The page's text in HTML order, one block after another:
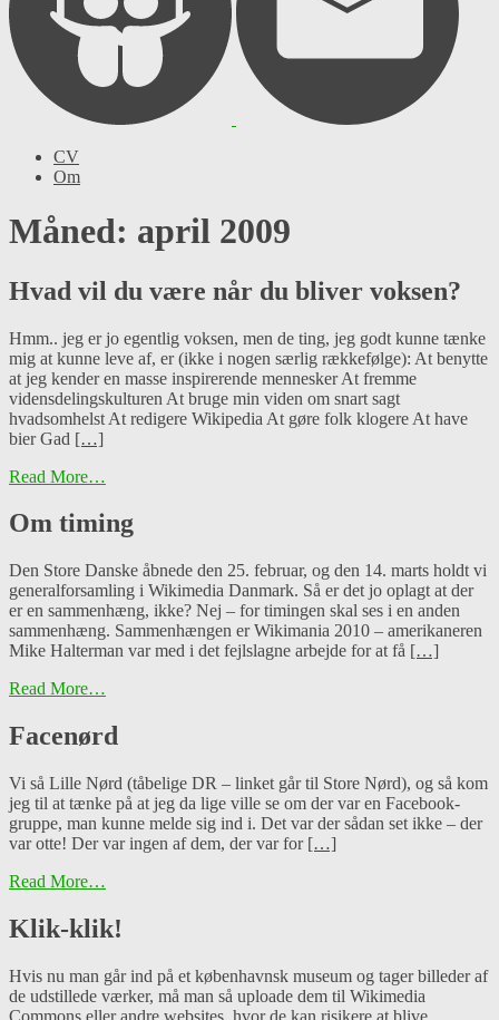
CV
Om
Måned: april 2009
Hvad vil du være når du bliver voksen?
Hmm.. jeg er jo egentlig voksen, men de ting, jeg godt kunne tænke
mig at kunne leve af, er (ikke i nogen særlig rækkefølge): At benytte
at jeg kender en masse inspirerende mennesker At fremme
vidensdelingskulturen At bruge min viden om snart sagt
hvadsomhelst At redigere Wikipedia At gøre folk klogere At have
bier Gad […]
Read More…
Om timing
Den Store Danske åbnede den 25. februar, og den 14. marts holdt vi
generalforsamling i Wikimedia Danmark. Så er det jo oplagt at der
er en sammenhæng, ikke? Nej – for timingen skal ses i en anden
sammenhæng. Sammenhængen er Wikimania 2010 – amerikaneren
Mike Halterman var med i det fejlslagne arbejde for at få […]
Read More…
Facenørd
Vi så Lille Nørd (tåbelige DR – linket går til Store Nørd), og så kom
jeg til at tænke på at jeg da lige ville se om der var en Facebook-
gruppe, man kunne melde sig ind i. Det var der sådan set ikke – der
var otte! Der var ingen af dem, der var for […]
Read More…
Klik-klik!
Hvis nu man går ind på et københavnsk museum og tager billeder af
de udstillede værker, må man så uploade dem til Wikimedia
Commons eller andre websites, hvor de kan risikere at blive